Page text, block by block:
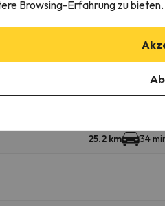
6
22
25.2 km 34
Browsing-Erfahrung zu